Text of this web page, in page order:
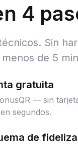
4
Sin
de 5
gratuita
— sin
segundos.
de